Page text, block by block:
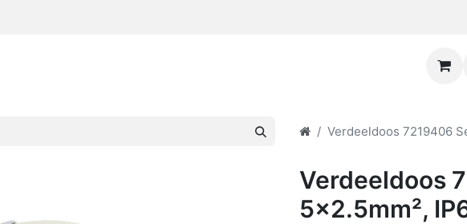
Verdeeldoos 7219406
Verdeeldoos
5x2.5mm²,